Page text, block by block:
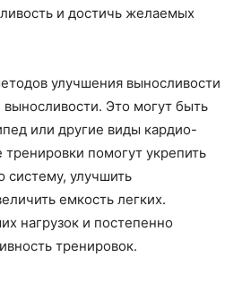
и достичь желаемых
улучшения выносливости
Это могут быть
или другие виды кардио-
тренировки помогут укрепить
систему, улучшить
емкость легких.
нагрузок и постепенно
тренировок.